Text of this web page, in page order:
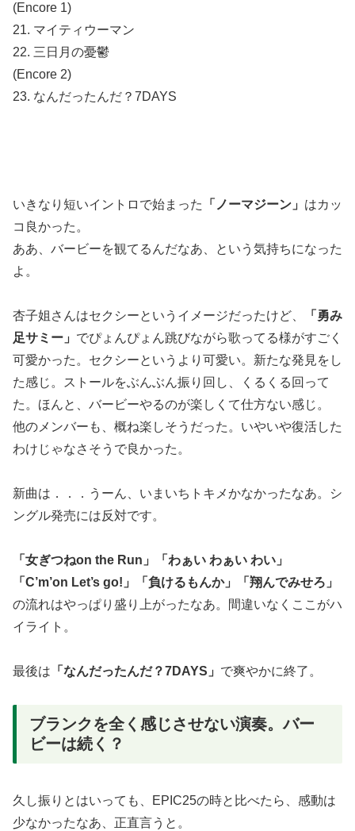
(Encore 1)
21. マイティウーマン
22. 三日月の憂鬱
(Encore 2)
23. なんだったんだ？7DAYS
いきなり短いイントロで始まった 「ノーマジーン」 はカッ
コ良かった。
ああ、バービーを観てるんだなあ、という気持ちになった
よ。
杏子姐さんはセクシーというイメージだったけど、
「勇み
足サミー」 でぴょんぴょん跳びながら歌ってる様がすごく
可愛かった。セクシーというより可愛い。新たな発見をし
た感じ。ストールをぶんぶん振り回し、くるくる回って
た。ほんと、バービーやるのが楽しくて仕方ない感じ。
他のメンバーも、概ね楽しそうだった。いやいや復活した
わけじゃなさそうで良かった。
新曲は．．．うーん、いまいちトキメかなかったなあ。シ
ングル発売には反対です。
「女ぎつねon the Run」「わぁい わぁい わい」
「C’m’on Let’s go!」「負けるもんか」「翔んでみせろ」
の流れはやっぱり盛り上がったなあ。間違いなくここがハ
イライト。
最後は 「なんだったんだ？7DAYS」 で爽やかに終了。
ブランクを全く感じさせない演奏。バー
ビーは続く？
久し振りとはいっても、EPIC25の時と比べたら、感動は
少なかったなあ、正直言うと。